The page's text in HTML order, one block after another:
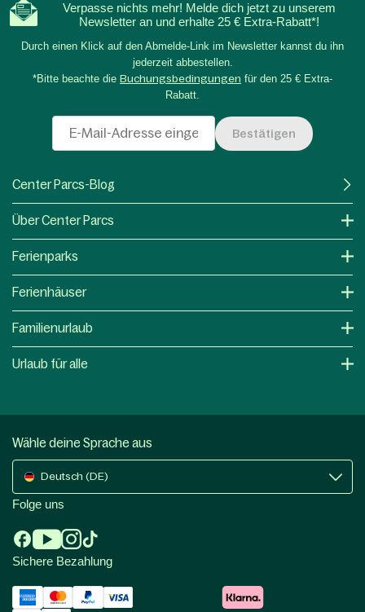
Verpasse nichts mehr! Melde dich jetzt zu unserem
Newsletter an und erhalte 25 € Extra-Rabatt*!
Durch einen Klick auf den Abmelde-Link im Newsletter kannst du ihn
jederzeit abbestellen.
*Bitte beachte die Buchungsbedingungen für den 25 € Extra-
Rabatt.
Bestätigen
Center Parcs-Blog
Über Center Parcs
Ferienparks
Ferienhäuser
Familienurlaub
Urlaub für alle
Wähle deine Sprache aus
Deutsch (DE)
Folge uns
Sichere Bezahlung